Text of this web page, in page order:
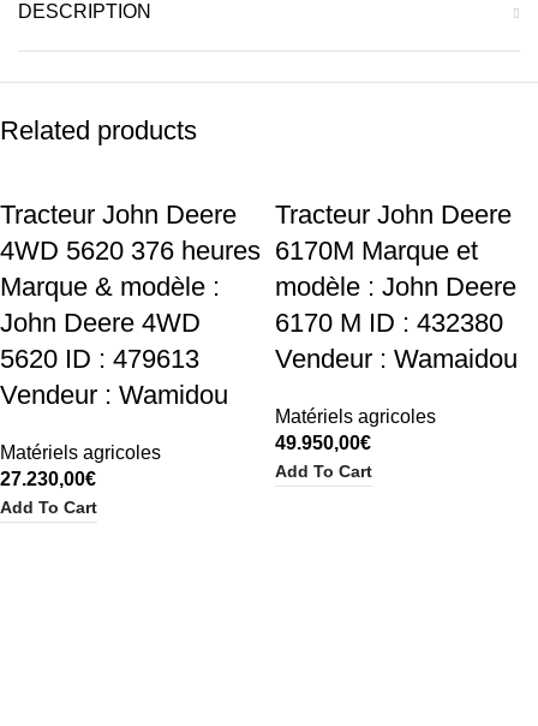
DESCRIPTION
Related products
Tracteur John Deere
4WD 5620 376 heures
Marque & modèle :
John Deere 4WD
5620 ID : 479613
Vendeur : Wamidou
Matériels agricoles
27.230,00€
Add To Cart
Tracteur John Deere
6170M Marque et
modèle : John Deere
6170 M ID : 432380
Vendeur : Wamaidou
Matériels agricoles
49.950,00€
Add To Cart